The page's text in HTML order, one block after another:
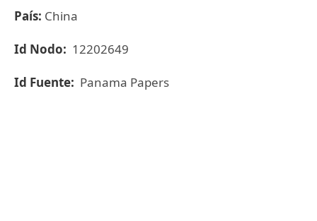
País: China
Id Nodo: 12202649
Id Fuente: Panama Papers